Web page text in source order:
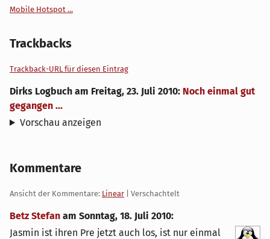
Mobile Hotspot ...
Trackbacks
Trackback-URL für diesen Eintrag
Dirks Logbuch am Freitag, 23. Juli 2010: Noch einmal gut
gegangen ...
Vorschau anzeigen
Kommentare
Ansicht der Kommentare: Linear | Verschachtelt
Betz Stefan am Sonntag, 18. Juli 2010:
Jasmin ist ihren Pre jetzt auch los, ist nur einmal